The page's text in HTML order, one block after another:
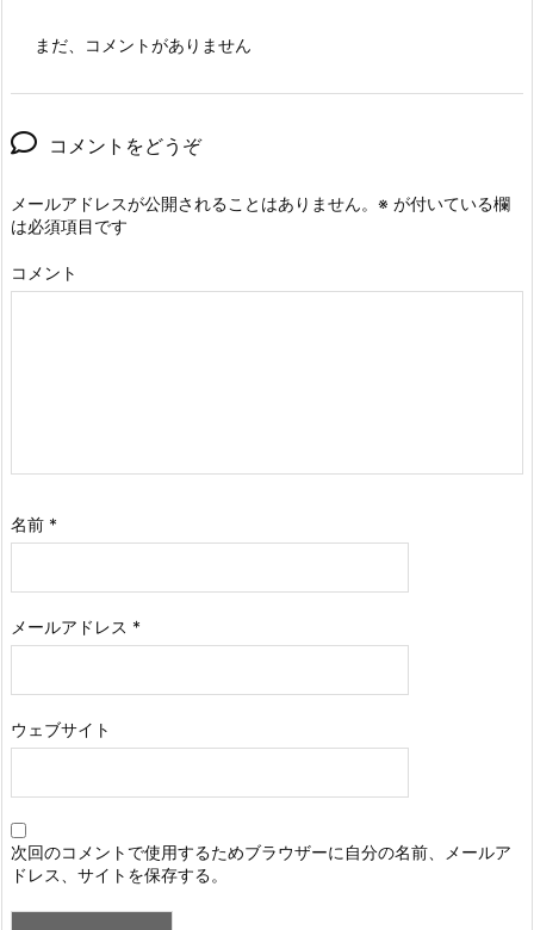
まだ、コメントがありません
コメントをどうぞ
メールアドレスが公開されることはありません。 ※ が付いている欄
は必須項目です
コメント
名前 *
メールアドレス *
ウェブサイト
次回のコメントで使用するためブラウザーに自分の名前、メールア
ドレス、サイトを保存する。